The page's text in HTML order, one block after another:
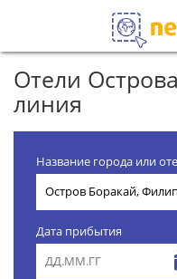
Отели
линия
Название города или
Дата прибытия